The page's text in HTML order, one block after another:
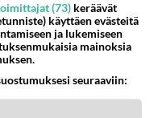
Vastattu 13v
asemalle?
suljetaan niin se
(73) keräävät
käyttäen evästeitä
ja lukemiseen
mainoksia
seuraaviin: